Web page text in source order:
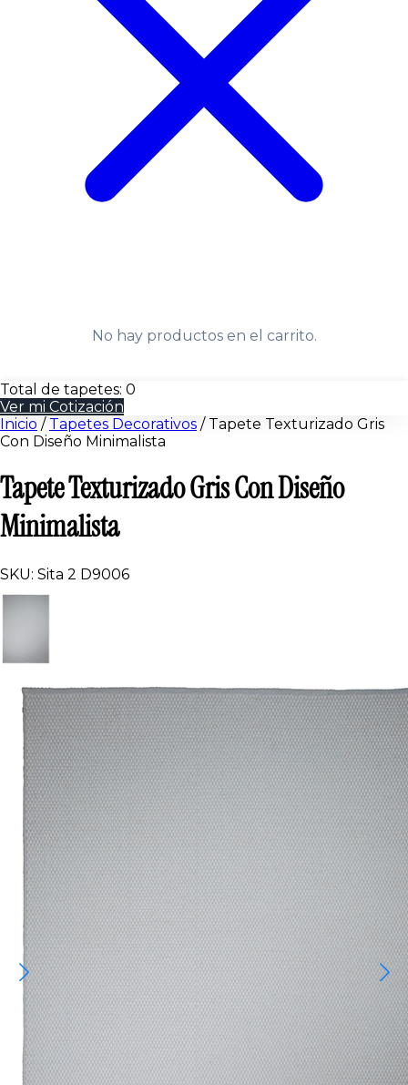
No hay productos en el carrito.
Total de tapetes: 0
Ver mi Cotización
Inicio / Tapetes Decorativos / Tapete Texturizado Gris
Con Diseño Minimalista
Tapete Texturizado Gris Con Diseño
Minimalista
SKU: Sita 2 D9006